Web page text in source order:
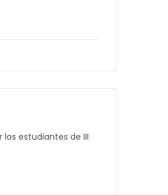
estudiantes de III